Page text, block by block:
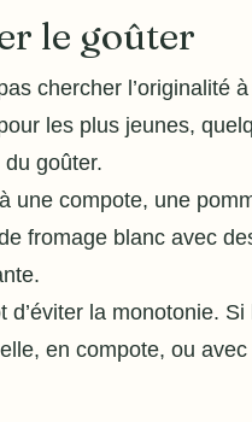
le goûter
chercher l’originalité
les plus jeunes,
goûter.
une compote, une
fromage blanc avec
d’éviter la monotonie.
en compote, ou